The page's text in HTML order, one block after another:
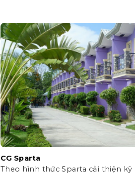
CG Sparta
Theo hình thức Sparta cải thiện